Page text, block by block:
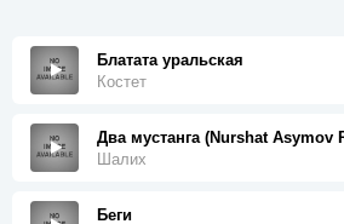
Блатата уральская
Костет
Два мустанга (Nurshat Asymov
Шалих
Беги